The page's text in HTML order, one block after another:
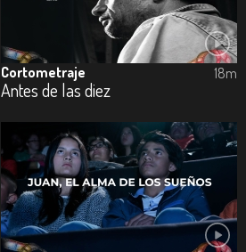
Cortometraje
Antes de las diez
18m